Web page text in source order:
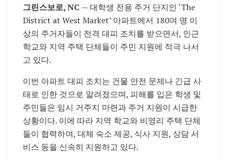
그린스보로, NC — 대학생 전용 주거 단지인 ‘The
District at West Market’ 아파트에서 180여 명 이
상의 주거자들이 전격 대피 조치를 받으면서, 인근
학교와 지역 주택 단체들이 주민 지원에 적극 나서
고 있다.
이번 아파트 대피 조치는 건물 안전 문제나 긴급 사
태로 인한 것으로 알려졌으며, 피해를 입은 학생 및
주민들은 임시 거주지 마련과 주거 지원이 시급한
상황이다. 이에 따라 지역 학교와 비영리 주택 단체
들이 협력하여, 대체 숙소 제공, 식사 지원, 상담 서
비스 등을 신속히 지원하고 있다.